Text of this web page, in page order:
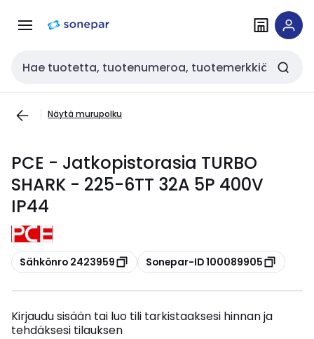
navigointiinsisältöön
Haku
Näytä murupolku
PCE - Jatkopistorasia TURBO
SHARK - 225-6TT 32A 5P 400V
IP44
Kopioi
Sähkönro 2423959 Kopioi
Sonepar-ID 100089905
Kirjaudu sisään tai luo tili tarkistaaksesi hinnan ja
tehdäksesi tilauksen